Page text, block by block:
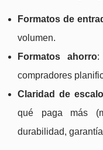
Formatos de
volumen.
Formatos ahorro:
compradores
Claridad de
qué paga más
durabilidad,